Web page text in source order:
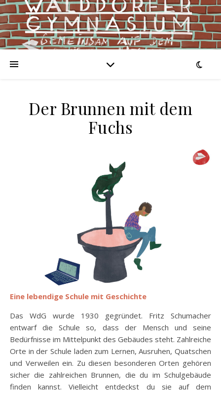
Der Brunnen mit dem
Fuchs
Eine lebendige Schule mit Geschichte
Das WdG wurde 1930 gegründet. Fritz Schumacher
entwarf die Schule so, dass der Mensch und seine
Bedürfnisse im Mittelpunkt des Gebäudes steht. Zahlreiche
Orte in der Schule laden zum Lernen, Ausruhen, Quatschen
und Verweilen ein. Zu diesen besonderen Orten gehören
sicher die zahlreichen Brunnen, die du im Schulgebäude
finden kannst. Vielleicht entdeckst du sie auf dem